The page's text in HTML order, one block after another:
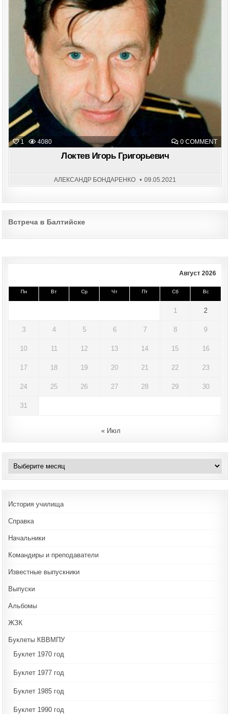
1 4080 0 COMMENTON
Локтев Игорь Григорьевич
АЛЕКСАНДР БОНДАРЕНКО 09.05.2021
Post
navigation
Встреча в Балтийске
Август 2026
Пн Вт Ср Чт Пт Сб Вс
1 2
3 4 5 6 7 8 9
10 11 12 13 14 15 16
17 18 19 20 21 22 23
24 25 26 27 28 29 30
31
« Июл
Архивы
История училища
Справка
Начальники
Командиры и преподаватели
Известные выпускники
Выпуски
Альбомы
ЖЗК
Буклеты КВВМПУ
Буклет 1970 год
Буклет 1977 год
Буклет 1985 год
Буклет 1990 год